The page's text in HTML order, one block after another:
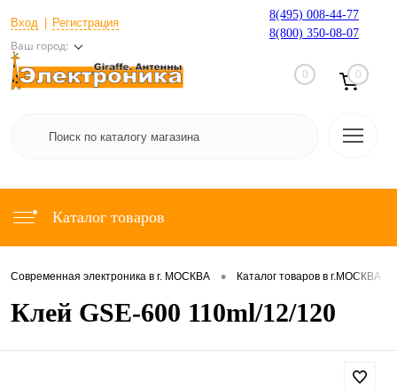
Вход Регистрация
Ваш город:
8(495) 008-44-77
8(800) 350-08-07
0 0
Каталог товаров
Современная электроника в г. МОСКВА • Каталог товаров в г.МОСКВА
Клей GSE-600 110ml/12/120